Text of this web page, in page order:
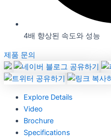
4배 향상된 속도와 성능
제품 문의
Explore Details
Video
Brochure
Specifications